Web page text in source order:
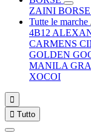
ZAINI
Tutte le marche
4B12
CARMENS
GOLDEN
MANILA
XOCOI

 Tutto